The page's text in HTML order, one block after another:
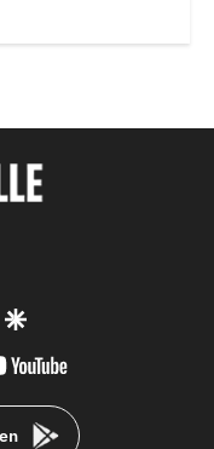
twittergoogle
youtube-